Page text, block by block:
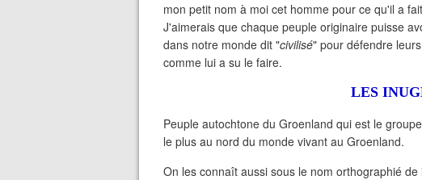
mon petit nom à moi cet homme pour ce qu'il a
J'aimerais que chaque peuple originaire puisse
dans notre monde dit "civilisé" pour défendre
comme lui a su le faire.
LES
Peuple autochtone du Groenland qui est le
le plus au nord du monde vivant au Groenland.
On les connaît aussi sous le nom orthographié